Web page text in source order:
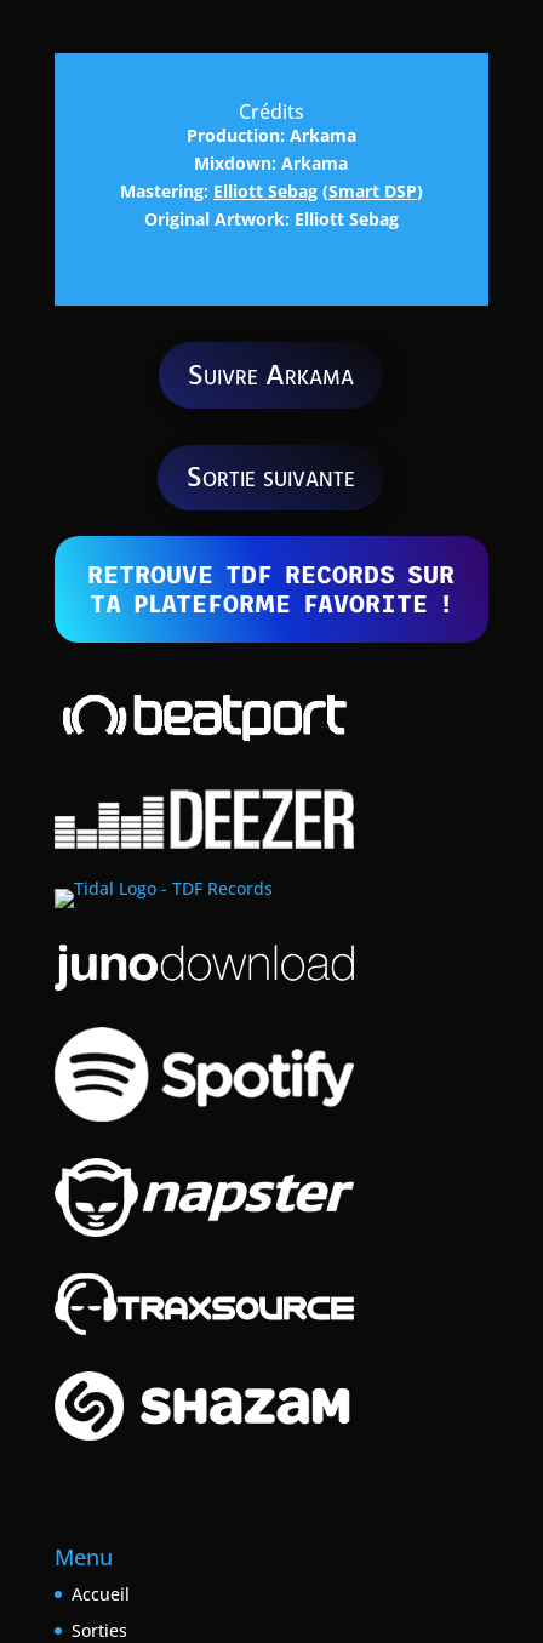
Crédits
Production: Arkama
Mixdown: Arkama
Mastering: Elliott Sebag(Smart DSP)
Original Artwork: Elliott Sebag
Suivre Arkama
Sortie suivante
RETROUVE TDF RECORDS SUR
TA PLATEFORME FAVORITE !
Menu
Accueil
Sorties